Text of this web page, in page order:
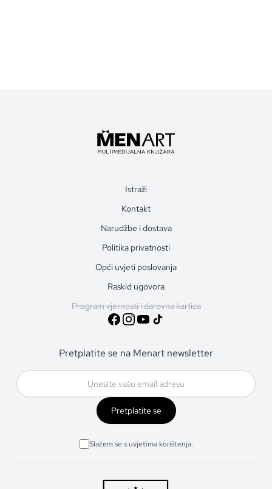
Istraži
Kontakt
Narudžbe i dostava
Politika privatnosti
Opći uvjeti poslovanja
Raskid ugovora
Program vjernosti i darovna kartica
Pretplatite se na Menart newsletter
Pretplatite se
Slažem se s uvjetima korištenja.